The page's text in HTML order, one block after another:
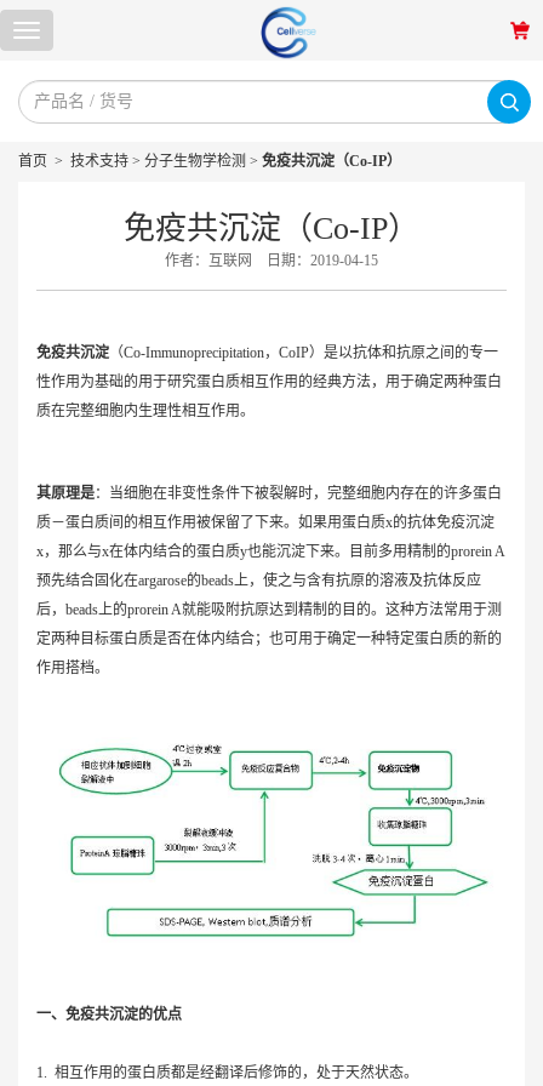
首页 > 技术支持 > 分子生物学检测 > 免疫共沉淀（Co-IP）
免疫共沉淀（Co-IP）
作者：互联网 日期：2019-04-15
免疫共沉淀 （Co-Immunoprecipitation，CoIP）是以抗体和抗原之间的专一
性作用为基础的用于研究蛋白质相互作用的经典方法，用于确定两种蛋白
质在完整细胞内生理性相互作用。
其原理是：当细胞在非变性条件下被裂解时，完整细胞内存在的许多蛋白
质－蛋白质间的相互作用被保留了下来。如果用蛋白质x的抗体免疫沉淀
x，那么与x在体内结合的蛋白质y也能沉淀下来。目前多用精制的prorein A
预先结合固化在argarose的beads上，使之与含有抗原的溶液及抗体反应
后，beads上的prorein A就能吸附抗原达到精制的目的。这种方法常用于测
定两种目标蛋白质是否在体内结合；也可用于确定一种特定蛋白质的新的
作用搭档。
一、免疫共沉淀的优点
1. 相互作用的蛋白质都是经翻译后修饰的，处于天然状态。